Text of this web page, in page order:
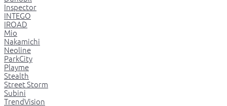
Inspector
INTEGO
IROAD
Mio
Nakamichi
Neoline
ParkCity
Playme
Stealth
Street Storm
Subini
TrendVision